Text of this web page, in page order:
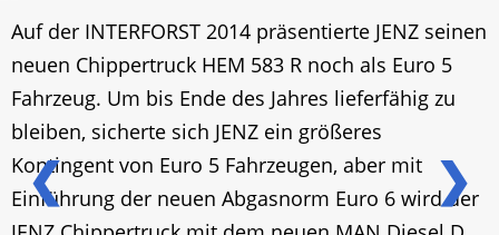
❮ ❯
Auf der INTERFORST 2014 präsentierte JENZ seinen
neuen Chippertruck HEM 583 R noch als Euro 5
Fahrzeug. Um bis Ende des Jahres lieferfähig zu
bleiben, sicherte sich JENZ ein größeres
Kontingent von Euro 5 Fahrzeugen, aber mit
Einführung der neuen Abgasnorm Euro 6 wird der